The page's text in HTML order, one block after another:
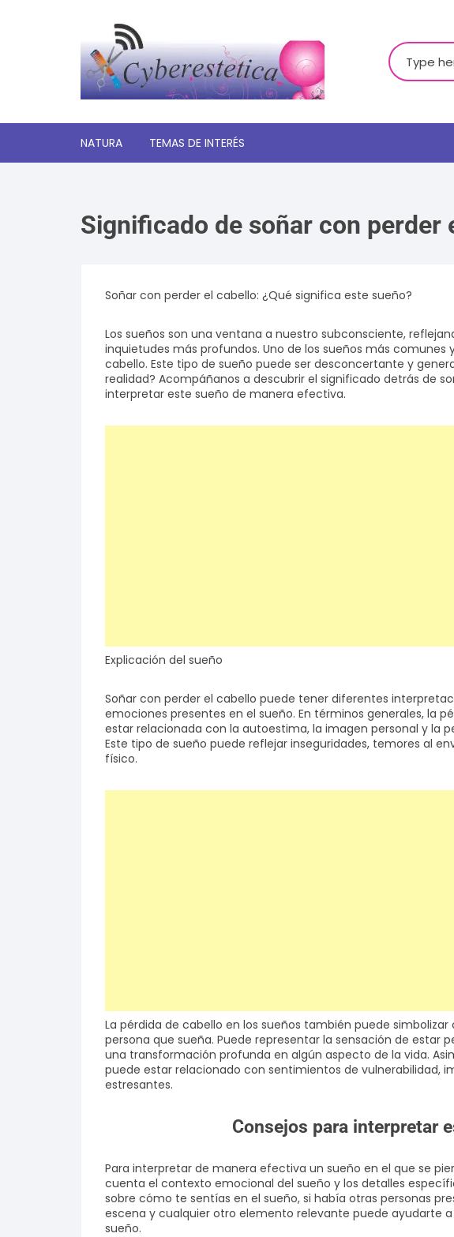
Buscar:
NATURA TEMAS DE INTERÉS
Autoayuda y desarrollo
personal
Estética
Salud y bienestar
Finanzas
Significado de soñar con perder
Soñar con perder el cabello: ¿Qué significa este sueño?
Los sueños son una ventana a nuestro subconsciente,
inquietudes más profundos. Uno de los sueños más comunes
cabello. Este tipo de sueño puede ser desconcertante y
realidad? Acompáñanos a descubrir el significado detrás de
interpretar este sueño de manera efectiva.
Explicación del sueño
Soñar con perder el cabello puede tener diferentes
emociones presentes en el sueño. En términos generales, la
estar relacionada con la autoestima, la imagen personal y la
Este tipo de sueño puede reflejar inseguridades, temores al
físico.
La pérdida de cabello en los sueños también puede
persona que sueña. Puede representar la sensación de estar
una transformación profunda en algún aspecto de la vida.
puede estar relacionado con sentimientos de vulnerabilidad,
estresantes.
Consejos para interpretar
Para interpretar de manera efectiva un sueño en el que se
cuenta el contexto emocional del sueño y los detalles
sobre cómo te sentías en el sueño, si había otras personas
escena y cualquier otro elemento relevante puede ayudarte
sueño.